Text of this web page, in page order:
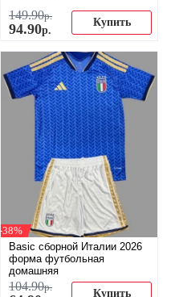
149.90р.
94.90р.
Купить
-38%
Basic сборной Италии 2026
форма футбольная
домашняя
104.90р. Купить